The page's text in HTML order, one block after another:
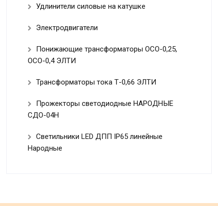
Удлинители силовые на катушке
Электродвигатели
Понижающие трансформаторы ОСО-0,25,
ОСО-0,4 ЭЛТИ
Трансформаторы тока Т-0,66 ЭЛТИ
Прожекторы светодиодные НАРОДНЫЕ
СДО-04Н
Светильники LED ДПП IP65 линейные
Народные